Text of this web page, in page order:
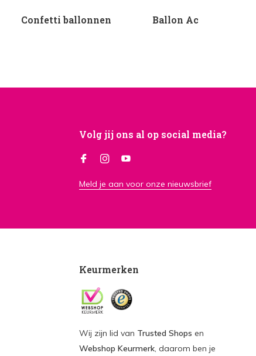
Confetti ballonnen Ballon Accessoires
Volg jij ons al op social media?
Meld je aan voor onze nieuwsbrief
Keurmerken
Wij zijn lid van Trusted Shops en
Webshop Keurmerk, daarom ben je